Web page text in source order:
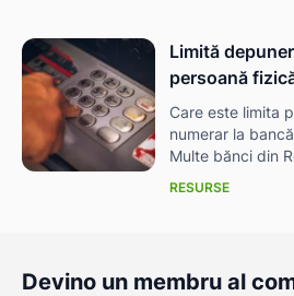
Limită
persoană
Care este limita
numerar la
Multe bănci din
RESURSE
Devino un membru al